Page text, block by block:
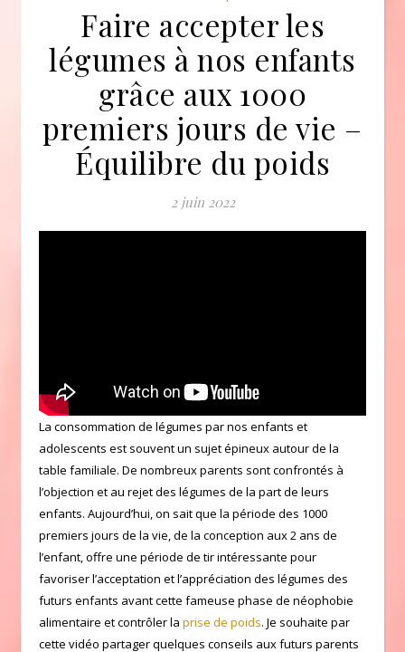
Faire accepter les
légumes à nos enfants
grâce aux 1000
premiers jours de vie –
Équilibre du poids
2 juin 2022
La consommation de légumes par nos enfants et
adolescents est souvent un sujet épineux autour de la
table familiale. De nombreux parents sont confrontés à
l’objection et au rejet des légumes de la part de leurs
enfants. Aujourd’hui, on sait que la période des 1000
premiers jours de la vie, de la conception aux 2 ans de
l’enfant, offre une période de tir intéressante pour
favoriser l’acceptation et l’appréciation des légumes des
futurs enfants avant cette fameuse phase de néophobie
alimentaire et contrôler la prise de poids. Je souhaite par
cette vidéo partager quelques conseils aux futurs parents